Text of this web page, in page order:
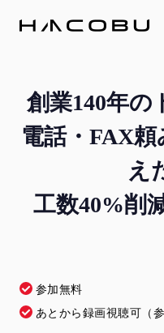
創業140年の
電話・FAX
え
工数40%削
参加無料
あとから録画視聴可（